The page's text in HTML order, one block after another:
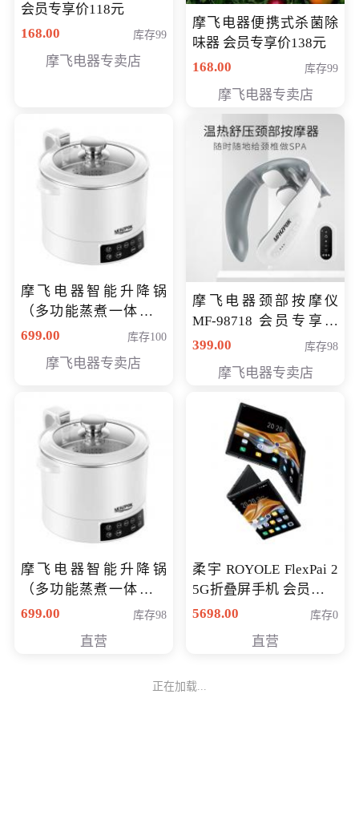
会员专享价118元
168.00
库存99
摩飞电器专卖店
摩飞电器便携式杀菌除
味器 会员专享价138元
168.00
库存99
摩飞电器专卖店
摩飞电器智能升降锅
（多功能蒸煮一体锅）
（智能升降养生锅） 会
699.00 库存100
摩飞电器专卖店
摩飞电器颈部按摩仪
MF-98718 会员专享价
299元
399.00 库存98
摩飞电器专卖店
摩飞电器智能升降锅
（多功能蒸煮一体锅）
（智能升降养生锅） 会
699.00 库存98
直营
柔宇 ROYOLE FlexPai 2
5G折叠屏手机 会员专享
购买价格 4998元
5698.00 库存0
直营
正在加载...